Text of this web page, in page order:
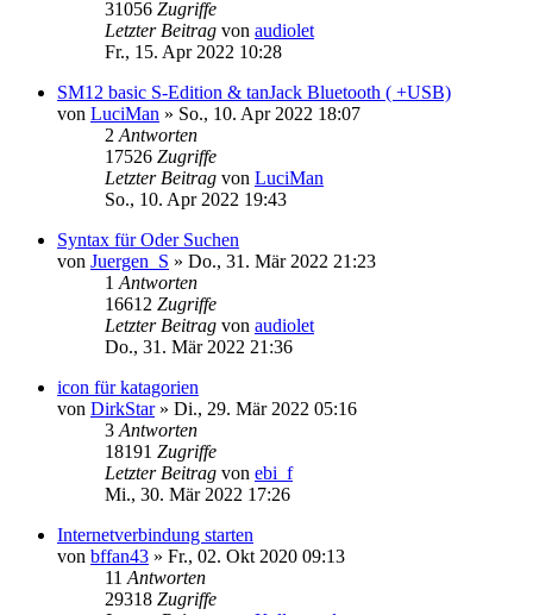
31056 Zugriffe
Letzter Beitrag von audiolet
Fr., 15. Apr 2022 10:28
SM12 basic S-Edition & tanJack Bluetooth ( +USB)
von LuciMan » So., 10. Apr 2022 18:07
2 Antworten
17526 Zugriffe
Letzter Beitrag von LuciMan
So., 10. Apr 2022 19:43
Syntax für Oder Suchen
von Juergen_S » Do., 31. Mär 2022 21:23
1 Antworten
16612 Zugriffe
Letzter Beitrag von audiolet
Do., 31. Mär 2022 21:36
icon für katagorien
von DirkStar» Di., 29. Mär 2022 05:16
3 Antworten
18191 Zugriffe
Letzter Beitrag von ebi_f
Mi., 30. Mär 2022 17:26
Internetverbindung starten
von bffan43 » Fr., 02. Okt 2020 09:13
11 Antworten
29318 Zugriffe